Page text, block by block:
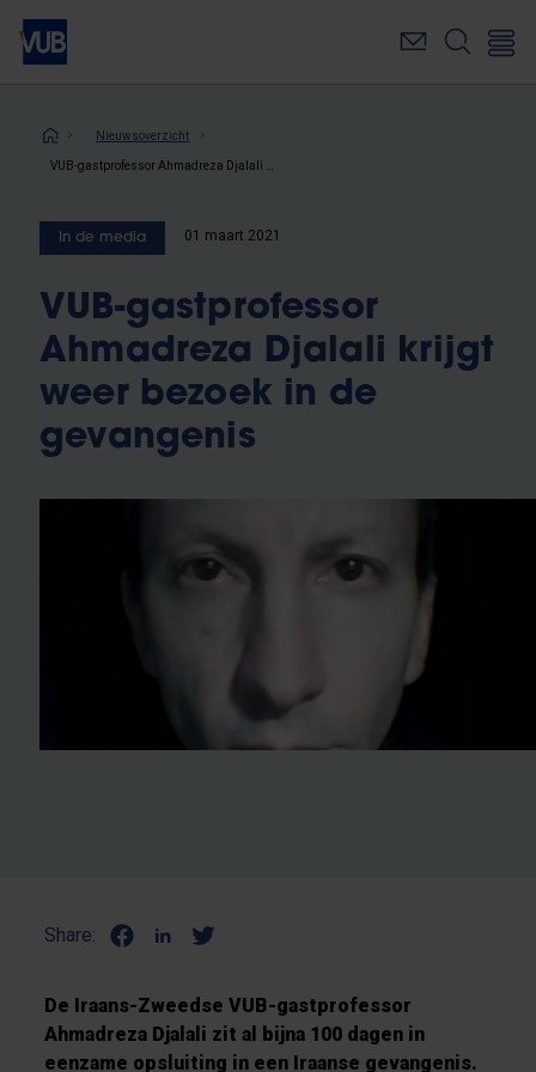
Overslaan
naar
inhoudKruimelpad
Nieuwsoverzicht
In de media 01 maart 2021
VUB-gastprofessor
Ahmadreza Djalali krijgt
weer bezoek in de
gevangenis
Share:
De Iraans-Zweedse VUB-gastprofessor
Ahmadreza Djalali zit al bijna 100 dagen in
eenzame opsluiting in een Iraanse gevangenis.